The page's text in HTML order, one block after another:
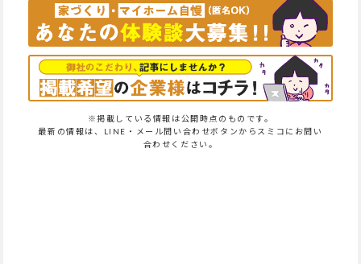
※掲載している情報は公開時点のものです。
最新の情報は、LINE・メール問い合わせボタンからスミコにお問い
合わせください。